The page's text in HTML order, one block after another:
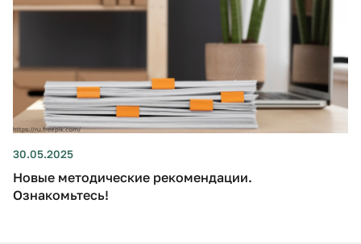
30.05.2025
Новые методические рекомендации.
Ознакомьтесь!